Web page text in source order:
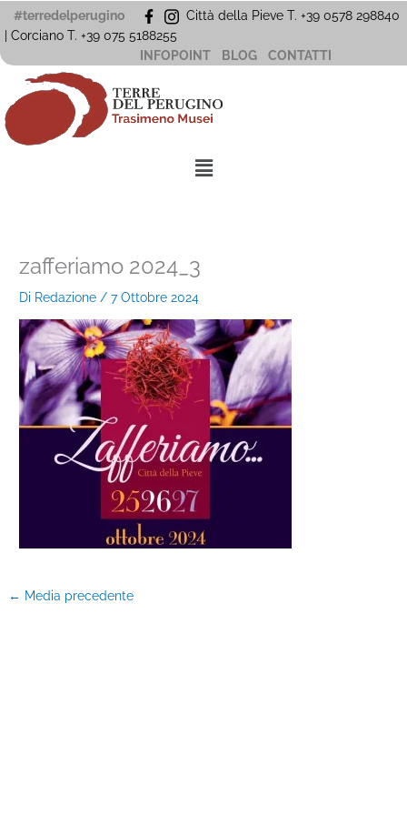
Vai
al
#terredelperugino
Città della Pieve T. +39 0578 298840
| Corciano T. +39 075 5188255
INFOPOINT
BLOG CONTATTI
Menu
zafferiamo 2024_3
Di Redazione/7 Ottobre 2024
← Media precedente